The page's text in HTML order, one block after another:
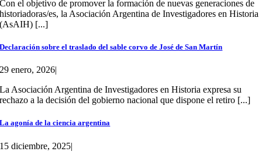
Con el objetivo de promover la formación de nuevas generaciones de
historiadoras/es, la Asociación Argentina de Investigadores en Historia
(AsAIH) [...]
Declaración sobre el traslado del sable corvo de José de San Martín
29 enero, 2026|
La Asociación Argentina de Investigadores en Historia expresa su
rechazo a la decisión del gobierno nacional que dispone el retiro [...]
La agonía de la ciencia argentina
15 diciembre, 2025|